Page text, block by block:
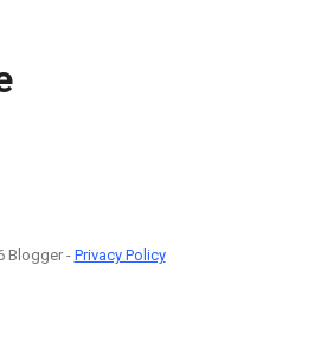
Blogger - Privacy Policy